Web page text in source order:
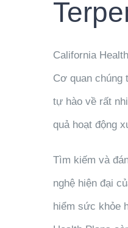
California
Cơ quan chúng
tự hào về rất
quả hoạt động
Tìm kiếm và
nghệ hiện đại
hiểm sức khỏe